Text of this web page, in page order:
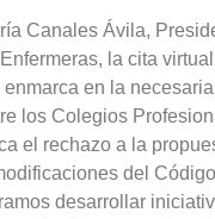
Canales Ávila,
la cita
en la
los Colegios
el rechazo a la
del
desarrollar